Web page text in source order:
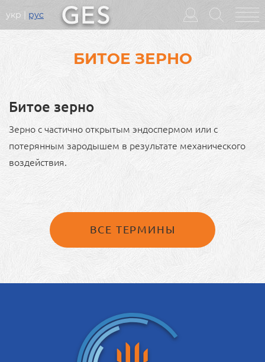
укр рус
Головне
меню
БИТОЕ ЗЕРНО
Битое зерно
Зерно с частично открытым эндоспермом или с
потерянным зародышем в результате механического
воздействия.
ВСЕ ТЕРМИНЫ